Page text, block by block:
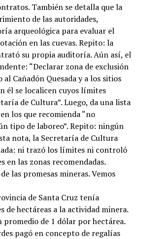
También se detalla que la
de las autoridades,
arqueológica para evaluar el
en las cuevas. Repito: la
su propia auditoría. Aún así, el
“Declarar zona de exclusión
Cañadón Quesada y a los sitios
él se localicen cuyos límites
de Cultura”. Luego, da una lista
los que recomienda “no
tipo de laboreo”. Repito: ningún
nota, la Secretaría de Cultura
ni trazó los límites ni controló
en las zonas recomendadas.
las promesas mineras. Vemos
de Santa Cruz tenía
de hectáreas a la actividad minera.
promedio de 1 dólar por hectárea.
pagó en concepto de regalías